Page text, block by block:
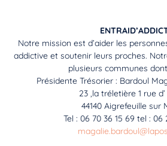
Notre mission est d’aider les
addictive et soutenir leurs proches.
plusieurs communes
Présidente Trésorier : Bardoul
23 ,la tréletière 1 rue
44140 Aigrefeuille sur
Tel : 06 70 36 15 69 tel : 06